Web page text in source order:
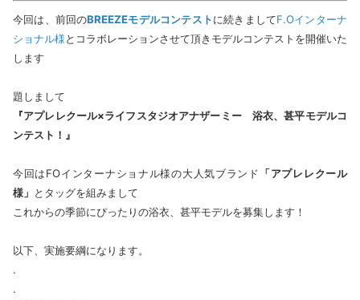
今回は、前回のBREEZEモデルコンテストに続きましてF.Oインターナ
ショナル様とコラボレーションさせて頂きモデルコンテストを開催いた
します
題しまして
『アプレレクール×ライフスタジオアナザーミー 浴衣、甚平モデルコ
ンテスト！』
今回はFOインターナショナル様の大人気ブランド 「アプレレクール
様」 とタッグを組みまして
これからの季節にぴったりの浴衣、甚平モデルを募集します！
以下、実施要綱になります。
.
.